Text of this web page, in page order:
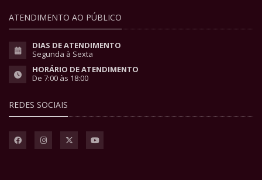
ATENDIMENTO AO PÚBLICO
DIAS DE ATENDIMENTO
Segunda à Sexta
HORÁRIO DE ATENDIMENTO
De 7:00 às 18:00
REDES SOCIAIS